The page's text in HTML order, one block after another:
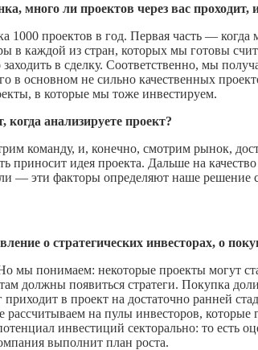
много ли проектов через вас проходит,
1000 проектов в год. Первая часть —
в каждой из стран, которых мы готовы
в сделку. Соответственно, мы
в основном не сильно качественных
в которые мы тоже инвестируем.
анализируете проект?
команду, и, конечно, смотрим рынок,
приносит идея проекта. Дальше на
— эти факторы определяют наше решение
о стратегических инвесторах, о
мы понимаем: некоторые проекты могут
должны появиться стратеги. Покупка
приходит в проект на достаточно ранней
рассчитываем на пулы инвесторов,
инвестиций секторально: то есть
выполнит план роста.